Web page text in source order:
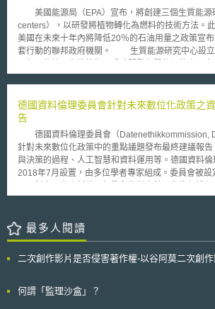
技人才缺乏問題，生技人才規劃以「2020年時將中
國」為總體目標，分兩階段達成充實、培育生技人
2011年至2015年，主要目標係在國內培育、造就一
新團隊；第二階段為2016年至2020年，主要目標則
才的素質，並建置5到10個具國際水準的國家生技實
優秀人才科研經費支援、鼓勵支持生物技術人才創
策，以及吸引海外高層次生物技術人才回國創業或
自2006年以來，中國於各個重大科技與產業政策
術列為國家重點發展領域，顯見中國對於生技產業的
國在發布重大國家政策規劃綱要以後，國務院各部
配套措施，以達成規劃綱要中所揭示的各項發展目
劃」頒布後，其後續相關的人才引進法制架構將如何
總體發展目標，值得持續觀察。
美國能源局（EPA）宣布，將創建三個生質能源
centers），以研發將植物轉化為燃料的技術方法。
美國在未來十年內將降低20％的石油用量之政策宣
套行動的聯邦政府機關。 生質能源研究中心設立的宗旨是希望在未來
告資料，三大生質能源研究中心將以公司組織的形
Oak Ridge、威斯康辛州的Madison以及加州
就是重要的研究重鎮，匯聚許多的大學、國家實驗室
業聚落，預計三大生質能源研究中心將自2009年9月
運作。 EPA希望藉由研究中心的聚落效應，集中資源協助這些研究中心
從自然界中破壞木質素（lignin）的微生物出發，找
（cellulose）之所在。細胞膜質或稱纖維素，是轉
能源的重要來源物質，因此這些生物運轉機制的瞭
戰，影響作物市場價格，研究中心也將致力於尋找可
素的新作物種類。
德國資料倫理委員會針對未來數位化政策之
告
德國資料倫理委員會（Datenethikkommission,
針對未來數位化政策中的重點議題發布最終建議報告
與決策的過程、人工智慧和資料運用等。德國資料
2018年7月設置，由多位學者專家組成。委員會被
（social coexistence）與捍衛資訊時代繁榮的建議。 最終建議報告
設計 在數位世界中加強數位技能和批判性思考 強化對個人人身自由、自決
權和完整性的保護 促進負責與善意的資料使用 實施依風險調整的監管措
永續發展目標保持一致 加強德國和歐洲的數位主權
最多人閱讀
二次創作影片是否侵害著作權-以谷阿莫二次創作
何謂「監理沙盒」？